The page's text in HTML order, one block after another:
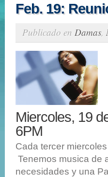
Feb. 19:
Publicado en Damas,
Miercoles, 19
6PM
Cada tercer
Tenemos musica de
necesidades y una